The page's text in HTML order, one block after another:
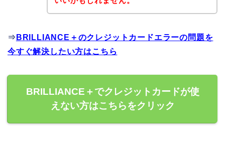
⇒ BRILLIANCE＋のクレジットカードエラーの問題を
今すぐ解決したい方はこちら
BRILLIANCE＋でクレジットカードが使
えない方はこちらをクリック